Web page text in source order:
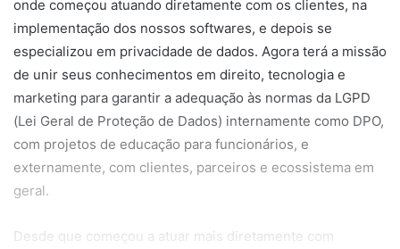
onde começou atuando diretamente com os clientes, na
implementação dos nossos softwares, e depois se
especializou em privacidade de dados. Agora terá a missão
de unir seus conhecimentos em direito, tecnologia e
marketing para garantir a adequação às normas da LGPD
(Lei Geral de Proteção de Dados) internamente como DPO,
com projetos de educação para funcionários, e
externamente, com clientes, parceiros e ecossistema em
geral.
Desde que começou a atuar mais diretamente com